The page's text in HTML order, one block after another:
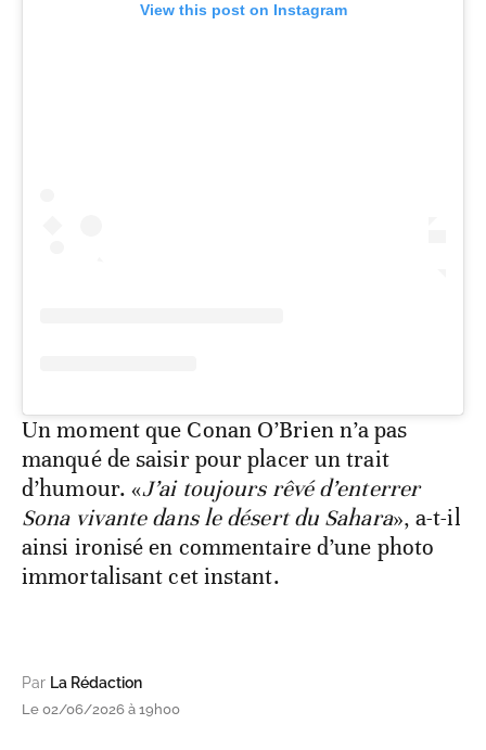
View this post on Instagram
Un moment que Conan O’Brien n’a pas
manqué de saisir pour placer un trait
d’humour. «J’ai toujours rêvé d’enterrer
Sona vivante dans le désert du Sahara», a-t-il
ainsi ironisé en commentaire d’une photo
immortalisant cet instant.
Par La Rédaction
Le 02/06/2026 à 19h00